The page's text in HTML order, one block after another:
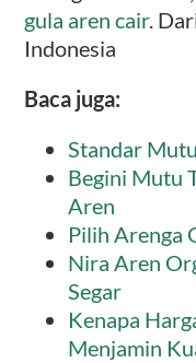
gula aren cair.
Indonesia
Baca juga:
Standar
Begini Mutu
Aren
Pilih Arenga
Nira Aren
Segar
Kenapa
Menjamin